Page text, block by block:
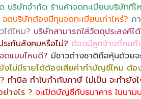
บริษัทจำกัด ร้านค้าจดทะเบียนบริษัทที่ไ
จดบริษัทต้องมีทุนจดทะเบียนเท่าไหร่? ภ
ด้ไหม? บริษัทสามารถใส่วัตถุประสงค์ไ
ะกันสังคมหรือไม่? ต้องมีลูกจ้างกี่คนถึ
ดแบบไหนดี? มีชาวต่างชาติถือหุ้นด้วยจ
งไม่มีรายได้ต้องเสียค่าทำบัญชีไหม ต้อ
ทำบิล ทำใบกำกับภาษี ไม่เป็น จะทำยัง
างไร ? จะเปิดบัญชีกับธนาคาร ในนา